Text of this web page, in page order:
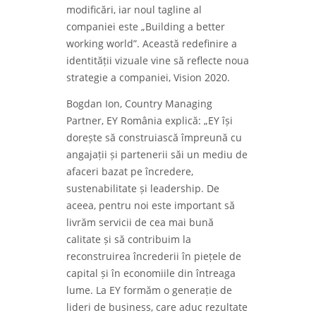
modificări, iar noul tagline al
companiei este „Building a better
working world”. Această redefinire a
identității vizuale vine să reflecte noua
strategie a companiei, Vision 2020.
Bogdan Ion, Country Managing
Partner, EY România explică: „EY își
dorește să construiască împreună cu
angajații și partenerii săi un mediu de
afaceri bazat pe încredere,
sustenabilitate și leadership. De
aceea, pentru noi este important să
livrăm servicii de cea mai bună
calitate și să contribuim la
reconstruirea încrederii în piețele de
capital și în economiile din întreaga
lume. La EY formăm o generație de
lideri de business, care aduc rezultate